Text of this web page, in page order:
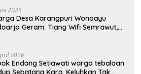
2026
Desa Karangpuri Wonoayu
Geram: Tiang Wifi Semrawut,
2026
Endang Setiawati warga tebaloan
Sebatang Kara, Keluhkan Tak